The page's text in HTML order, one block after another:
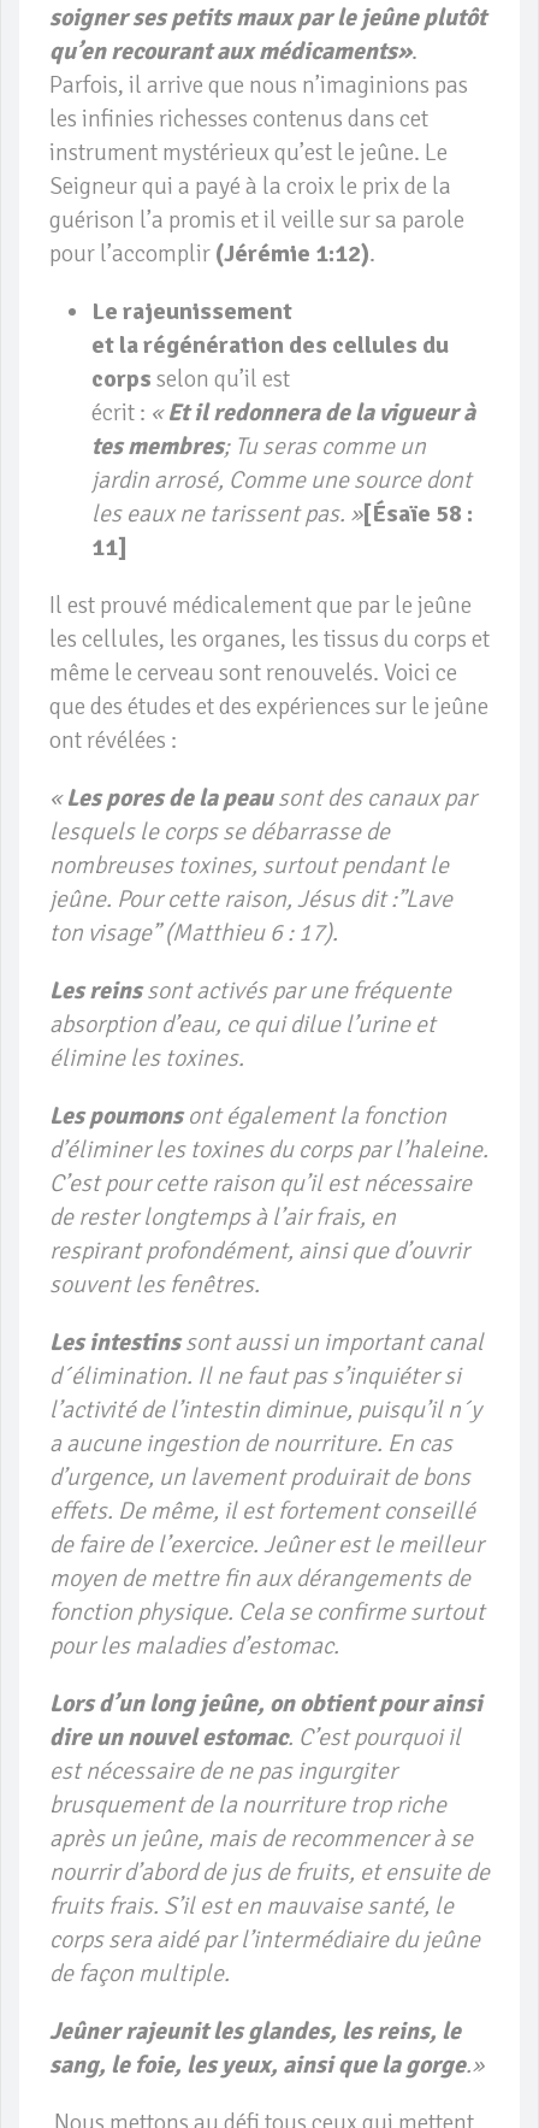
soigner ses petits maux par le jeûne plutôt
qu’en recourant aux médicaments».
Parfois, il arrive que nous n’imaginions pas
les infinies richesses contenus dans cet
instrument mystérieux qu’est le jeûne. Le
Seigneur qui a payé à la croix le prix de la
guérison l’a promis et il veille sur sa parole
pour l’accomplir (Jérémie 1:12).
Le rajeunissement
et la régénération des cellules du
corps selon qu’il est
écrit : «Et il redonnera de la vigueur à
tes membres; Tu seras comme un
jardin arrosé, Comme une source dont
les eaux ne tarissent pas. »[Ésaïe 58 :
11]
Il est prouvé médicalement que par le jeûne
les cellules, les organes, les tissus du corps et
même le cerveau sont renouvelés. Voici ce
que des études et des expériences sur le jeûne
ont révélées :
«Les pores de la peausont des canaux par
lesquels le corps se débarrasse de
nombreuses toxines, surtout pendant le
jeûne. Pour cette raison, Jésus dit :”Lave
ton visage” (Matthieu 6 : 17).
Les reinssont activés par une fréquente
absorption d’eau, ce qui dilue l’urine et
élimine les toxines.
Les poumonsont également la fonction
d’éliminer les toxines du corps par l’haleine.
C’est pour cette raison qu’il est nécessaire
de rester longtemps à l’air frais, en
respirant profondément, ainsi que d’ouvrir
souvent les fenêtres.
Les intestinssont aussi un important canal
d´élimination. Il ne faut pas s’inquiéter si
l’activité de l’intestin diminue, puisqu’il n´y
a aucune ingestion de nourriture. En cas
d’urgence, un lavement produirait de bons
effets. De même, il est fortement conseillé
de faire de l’exercice. Jeûner est le meilleur
moyen de mettre fin aux dérangements de
fonction physique. Cela se confirme surtout
pour les maladies d’estomac.
Lors d’un long jeûne, on obtient pour ainsi
dire un nouvel estomac. C’est pourquoi il
est nécessaire de ne pas ingurgiter
brusquement de la nourriture trop riche
après un jeûne, mais de recommencer à se
nourrir d’abord de jus de fruits, et ensuite de
fruits frais. S’il est en mauvaise santé, le
corps sera aidé par l’intermédiaire du jeûne
de façon multiple.
Jeûner rajeunit les glandes, les reins, le
sang, le foie, les yeux, ainsi que la gorge.»